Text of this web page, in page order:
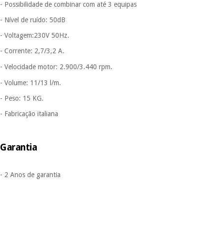
- Possibilidade de combinar com até 3 equipas
- Nível de ruído: 50dB
- Voltagem:230V 50Hz.
- Corrente: 2,7/3,2 A.
- Velocidade motor: 2.900/3.440 rpm.
- Volume: 11/13 l/m.
- Peso: 15 KG.
- Fabricação italiana
Garantia
- 2 Anos de garantia